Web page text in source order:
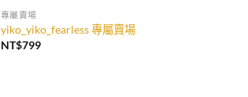
專屬賣場
yiko_yiko_fearless 專屬賣場
NT$799